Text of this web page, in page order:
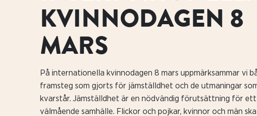
KVINNODAGEN 8
MARS
På internationella kvinnodagen 8 mars uppmärksammar vi
framsteg som gjorts för jämställdhet och de utmaningar
kvarstår. Jämställdhet är en nödvändig förutsättning för ett
välmående samhälle. Flickor och pojkar, kvinnor och män